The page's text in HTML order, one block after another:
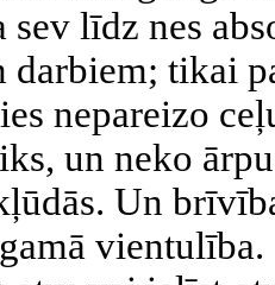
sev līdz nes
darbiem; tikai
nepareizo
un neko
Un